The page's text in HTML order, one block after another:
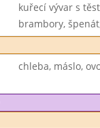
kuřecí vývar s
brambory,
chleba, máslo,